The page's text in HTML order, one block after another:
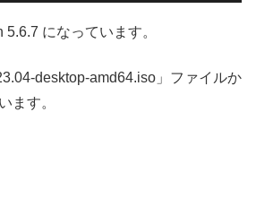
になっています。
desktop-amd64.iso」ファイルか
ます。